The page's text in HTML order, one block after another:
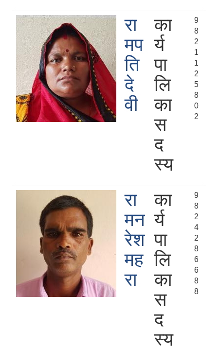
रा
मप
ति
दे
वी
का
र्य
पा
लि
का
स
द
स्य
9
8
2
1
1
2
5
8
0
2
रा
मन
रेश
मह
रा
का
र्य
पा
लि
का
स
द
स्य
9
8
2
4
2
8
6
6
8
8